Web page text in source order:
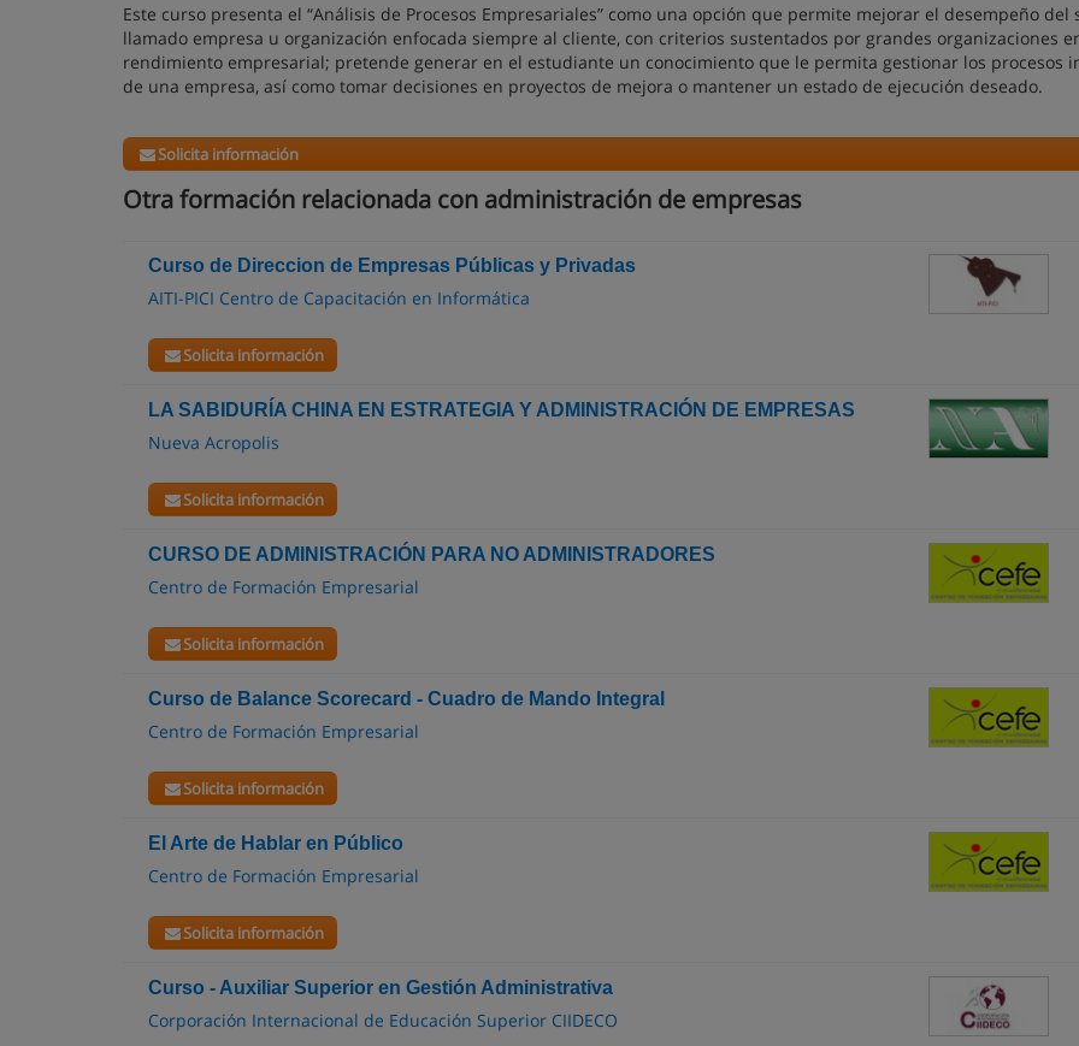
Este curso presenta el “Análisis de Procesos Empresariales” como una opción que permite mejorar el desempeño del
llamado empresa u organización enfocada siempre al cliente, con criterios sustentados por grandes organizaciones
rendimiento empresarial; pretende generar en el estudiante un conocimiento que le permita gestionar los procesos
de una empresa, así como tomar decisiones en proyectos de mejora o mantener un estado de ejecución deseado.
Solicita información
Otra formación relacionada con administración de empresas
Curso de Direccion de Empresas Públicas y Privadas
AITI-PICI Centro de Capacitación en Informática
Solicita información
LA SABIDURÍA CHINA EN ESTRATEGIA Y ADMINISTRACIÓN DE EMPRESAS
Nueva Acropolis
Solicita información
CURSO DE ADMINISTRACIÓN PARA NO ADMINISTRADORES
Centro de Formación Empresarial
Solicita información
Curso de Balance Scorecard - Cuadro de Mando Integral
Centro de Formación Empresarial
Solicita información
El Arte de Hablar en Público
Centro de Formación Empresarial
Solicita información
Curso - Auxiliar Superior en Gestión Administrativa
Corporación Internacional de Educación Superior CIIDECO